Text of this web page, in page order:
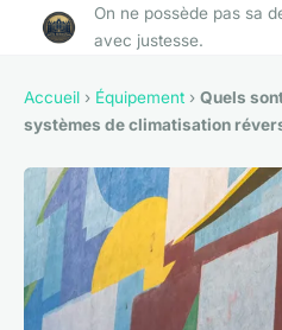
On ne possède pas sa
avec justesse.
Accueil › Équipement › Quels
systèmes de climatisation